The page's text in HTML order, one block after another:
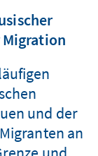
und der
an